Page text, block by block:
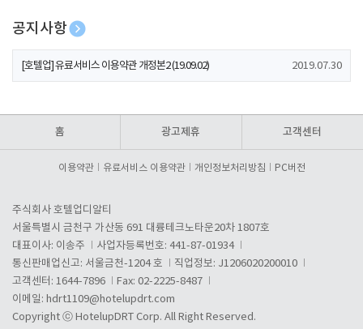
공지사항
[호텔업] 개인정보 처리방침 개정본1 (19.09.02)
[호텔업] 유료서비스 이용약관 개정본2 (19.09.02) 2019.07.30
홈 광고제휴 고객센터
이용약관 유료서비스 이용약관 개인정보처리방침 PC버전
주식회사 호텔업디알티
서울특별시 금천구 가산동 691 대륭테크노타운20차 1807호
대표이사: 이송주
사업자등록번호: 441-87-01934
통신판매업신고: 서울금천-1204 호
직업정보: J1206020200010
고객센터: 1644-7896
Fax: 02-2225-8487
이메일: hdrt1109@hotelupdrt.com
Copyright ⓒ HotelupDRT Corp. All Right Reserved.